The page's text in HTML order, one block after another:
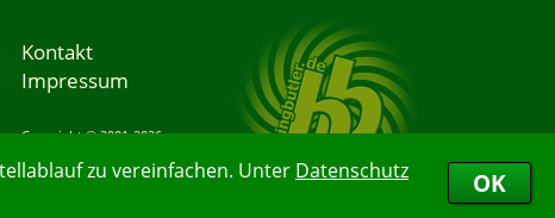
zu vereinfachen. Unter Datenschutz
OK
Kontakt
Impressum
Copyright © 2001-2026
07.08.2026 21:39:13